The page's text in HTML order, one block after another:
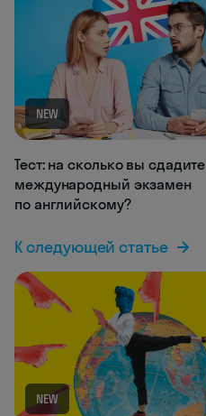
NEW
Тест: на сколько вы сдадите
международный экзамен
по английскому?
К следующей статье
NEW